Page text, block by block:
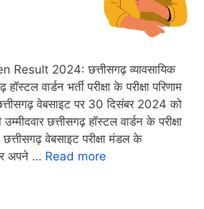
Result 2024: छत्तीसगढ़ व्यावसायिक
वार्डन भर्ती परीक्षा के परीक्षा परिणाम
वेबसाइट पर 30 दिसंबर 2024 को
छत्तीसगढ़ हॉस्टल वार्डन के परीक्षा
वेबसाइट परीक्षा मंडल के
अपने … Read more